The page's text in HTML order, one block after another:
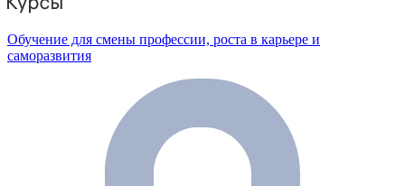
Обучение для смены профессии, роста в карьере и
саморазвития